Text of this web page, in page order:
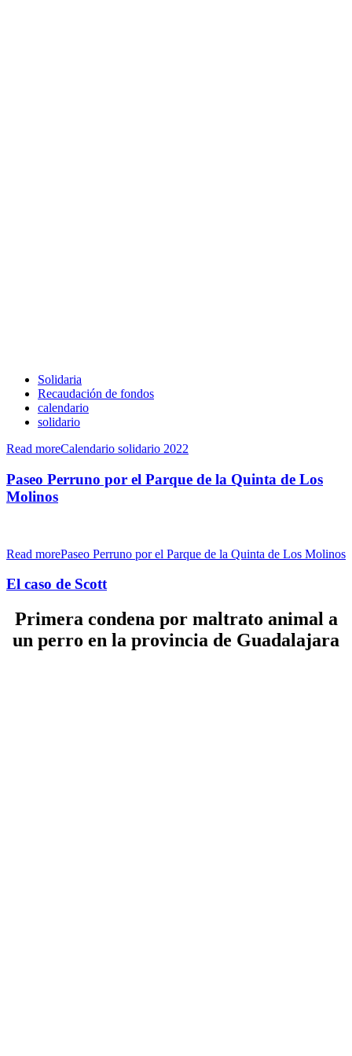
Solidaria
Recaudación de fondos
calendario
solidario
Read moreCalendario solidario 2022
Paseo Perruno por el Parque de la Quinta de Los
Molinos
Read morePaseo Perruno por el Parque de la Quinta de Los Molinos
El caso de Scott
Primera condena por maltrato animal a
un perro en la provincia de Guadalajara